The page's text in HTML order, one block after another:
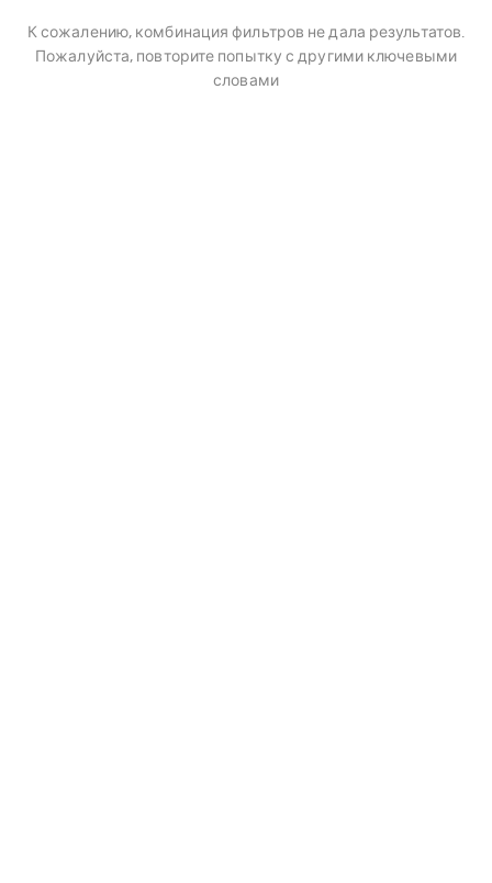
К сожалению, комбинация фильтров не дала результатов.
Пожалуйста, повторите попытку с другими ключевыми
словами